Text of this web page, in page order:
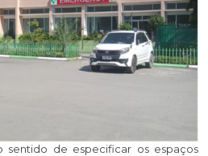
sentido de especificar os espaços